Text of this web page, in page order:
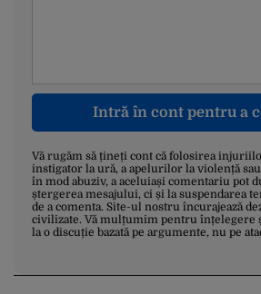
Intră în cont pentru a
Vă rugăm să țineți cont că folosirea
instigator la ură, a apelurilor la violență
în mod abuziv, a aceluiași comentariu pot
ștergerea mesajului, ci și la suspendarea
de a comenta. Site-ul nostru încurajează
civilizate. Vă mulțumim pentru înțelegere
la o discuție bazată pe argumente, nu pe